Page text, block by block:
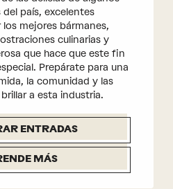
país, excelentes
mejores bármanes,
culinarias y
que hace que este fin
Prepárate para una
la comunidad y las
a esta industria.
ENTRADAS
MÁS